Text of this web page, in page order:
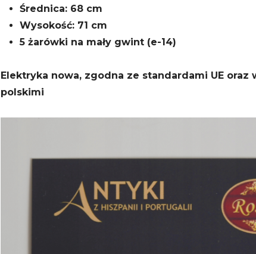
Średnica: 68 cm
Wysokość: 71 cm
5 żarówki na mały gwint (e-14)
Elektryka nowa, zgodna ze standardami UE oraz
polskimi